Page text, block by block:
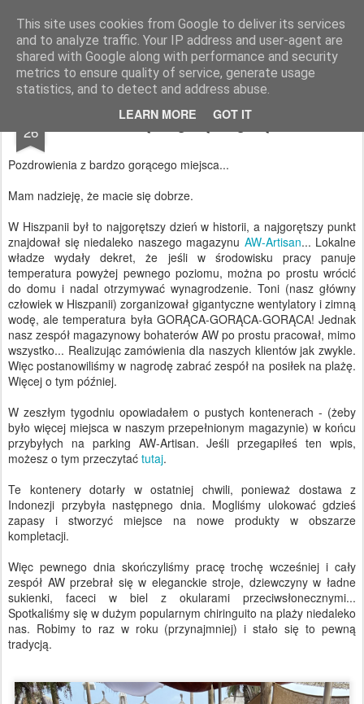
This site uses cookies from Google to deliver its services
and to analyze traffic. Your IP address and user-agent are
shared with Google along with performance and security
metrics to ensure quality of service, generate usage
statistics, and to detect and address abuse.
LEARN MORE GOT IT
AWGifts Polska
Home
26 Gorąco, gorąco, gorąco!
Pozdrowienia z bardzo gorącego miejsca...
Mam nadzieję, że macie się dobrze.
W Hiszpanii był to najgorętszy dzień w historii, a najgorętszy punkt
znajdował się niedaleko naszego magazynu AW-Artisan... Lokalne
władze wydały dekret, że jeśli w środowisku pracy panuje
temperatura powyżej pewnego poziomu, można po prostu wrócić
do domu i nadal otrzymywać wynagrodzenie. Toni (nasz główny
człowiek w Hiszpanii) zorganizował gigantyczne wentylatory i zimną
wodę, ale temperatura była GORĄCA-GORĄCA-GORĄCA! Jednak
nasz zespół magazynowy bohaterów AW po prostu pracował, mimo
wszystko... Realizując zamówienia dla naszych klientów jak zwykle.
Więc postanowiliśmy w nagrodę zabrać zespół na posiłek na plażę.
Więcej o tym później.
W zeszłym tygodniu opowiadałem o pustych kontenerach - (żeby
było więcej miejsca w naszym przepełnionym magazynie) w końcu
przybyłych na parking AW-Artisan. Jeśli przegapiłeś ten wpis,
możesz o tym przeczytać tutaj.
Te kontenery dotarły w ostatniej chwili, ponieważ dostawa z
Indonezji przybyła następnego dnia. Mogliśmy ulokować gdzieś
zapasy i stworzyć miejsce na nowe produkty w obszarze
kompletacji.
Więc pewnego dnia skończyliśmy pracę trochę wcześniej i cały
zespół AW przebrał się w eleganckie stroje, dziewczyny w ładne
sukienki, faceci w biel z okularami przeciwsłonecznymi...
Spotkaliśmy się w dużym popularnym chiringuito na plaży niedaleko
nas. Robimy to raz w roku (przynajmniej) i stało się to pewną
tradycją.